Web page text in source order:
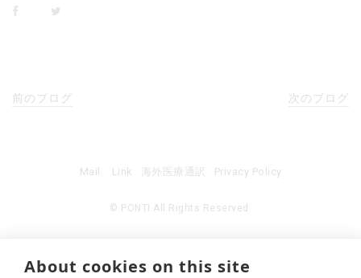
前のブログ 次のブログ
© PONTI All Rights Reserved.
Mail Link 海外医療通訳 Privacy Policy
About cookies on this site